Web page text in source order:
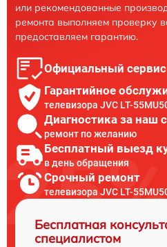
или рекомендованные
ремонта выполняем проверку
предоставляем гарантию.
Официальный сервис
Гарантийное
телевизора JVC LT-
Диагностика за наш
ремонт по желанию
Бесплатный выезд
в день обращения
Срочный ремонт
телевизора JVC LT-
Бесплатная
специалистом